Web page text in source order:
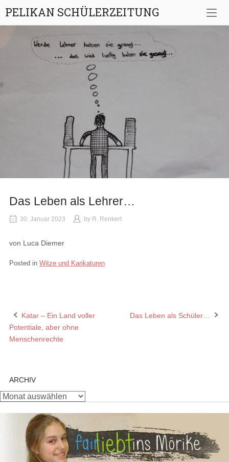
PELIKAN SCHÜLERZEITUNG
Das Leben als Lehrer…
30. Januar 2023 by R. Renkert
von Luca Diemer
Posted in Witze und Karikaturen
Post
navigation
Katar – Ein Land voller
Potentiale, aber ohne
Menschenrechte
Das Leben als Schüler…
ARCHIV
Archiv